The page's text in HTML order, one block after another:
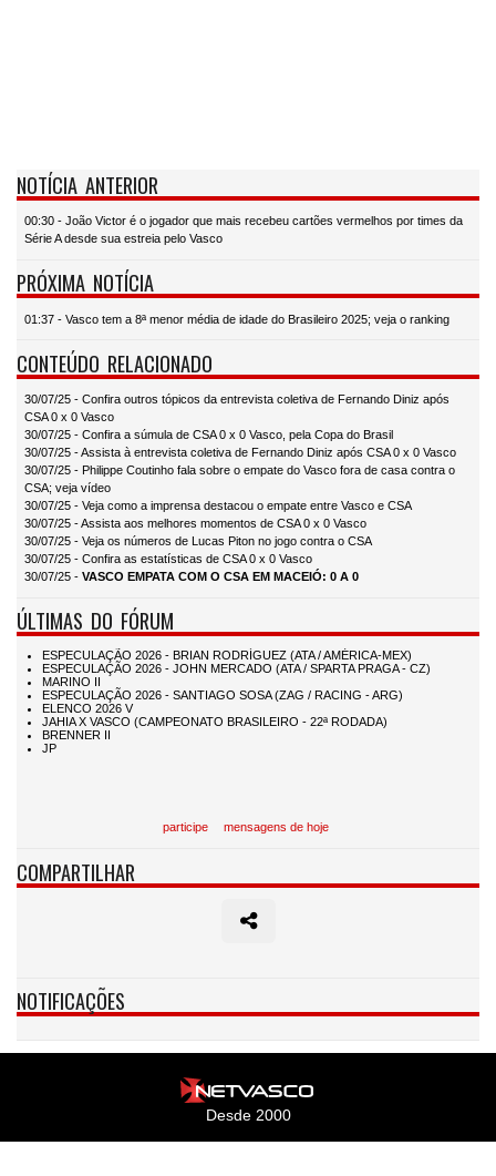
NOTÍCIA ANTERIOR
00:30 - João Victor é o jogador que mais recebeu cartões vermelhos por times da
Série A desde sua estreia pelo Vasco
PRÓXIMA NOTÍCIA
01:37 - Vasco tem a 8ª menor média de idade do Brasileiro 2025; veja o ranking
CONTEÚDO RELACIONADO
30/07/25 - Confira outros tópicos da entrevista coletiva de Fernando Diniz após
CSA 0 x 0 Vasco
30/07/25 - Confira a súmula de CSA 0 x 0 Vasco, pela Copa do Brasil
30/07/25 - Assista à entrevista coletiva de Fernando Diniz após CSA 0 x 0 Vasco
30/07/25 - Philippe Coutinho fala sobre o empate do Vasco fora de casa contra o
CSA; veja vídeo
30/07/25 - Veja como a imprensa destacou o empate entre Vasco e CSA
30/07/25 - Assista aos melhores momentos de CSA 0 x 0 Vasco
30/07/25 - Veja os números de Lucas Piton no jogo contra o CSA
30/07/25 - Confira as estatísticas de CSA 0 x 0 Vasco
30/07/25 - VASCO EMPATA COM O CSA EM MACEIÓ: 0 A 0
ÚLTIMAS DO FÓRUM
participe mensagens de hoje
COMPARTILHAR
NOTIFICAÇÕES
Desde 2000